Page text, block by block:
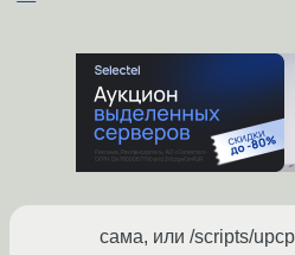
сама, или /scripts/